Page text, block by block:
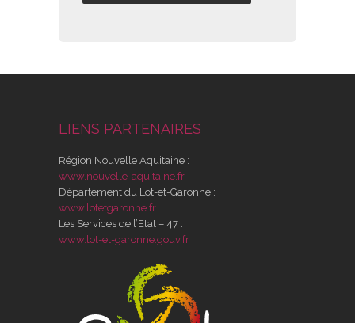
LIENS PARTENAIRES
Région Nouvelle Aquitaine :
www.nouvelle-aquitaine.fr
Département du Lot-et-Garonne :
www.lotetgaronne.fr
Les Services de l’Etat – 47 :
www.lot-et-garonne.gouv.fr